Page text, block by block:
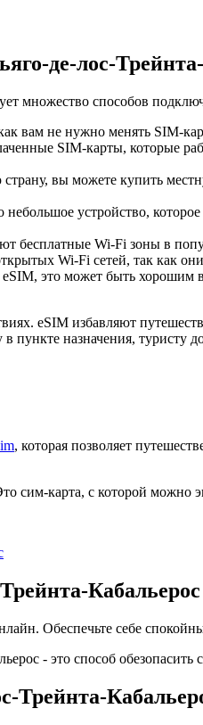
де-лос-
множество способов
вам не нужно менять SIM-
SIM-карты, которые
вы можете купить
устройство,
бесплатные Wi-Fi зоны в
Wi-Fi сетей, так как
это может быть хорошим
eSIM избавляют
пункте назначения, туристу
, которая позволяет
карта, с которой можно
Кабальерос
Обеспечьте себе
- это способ
Трейнта-